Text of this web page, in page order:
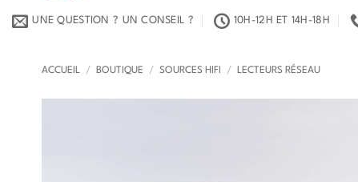
UNE QUESTION ? UN CONSEIL ? 10H-12H ET 14H-18H
ACCUEIL / BOUTIQUE / SOURCES HIFI / LECTEURS RÉSEAU